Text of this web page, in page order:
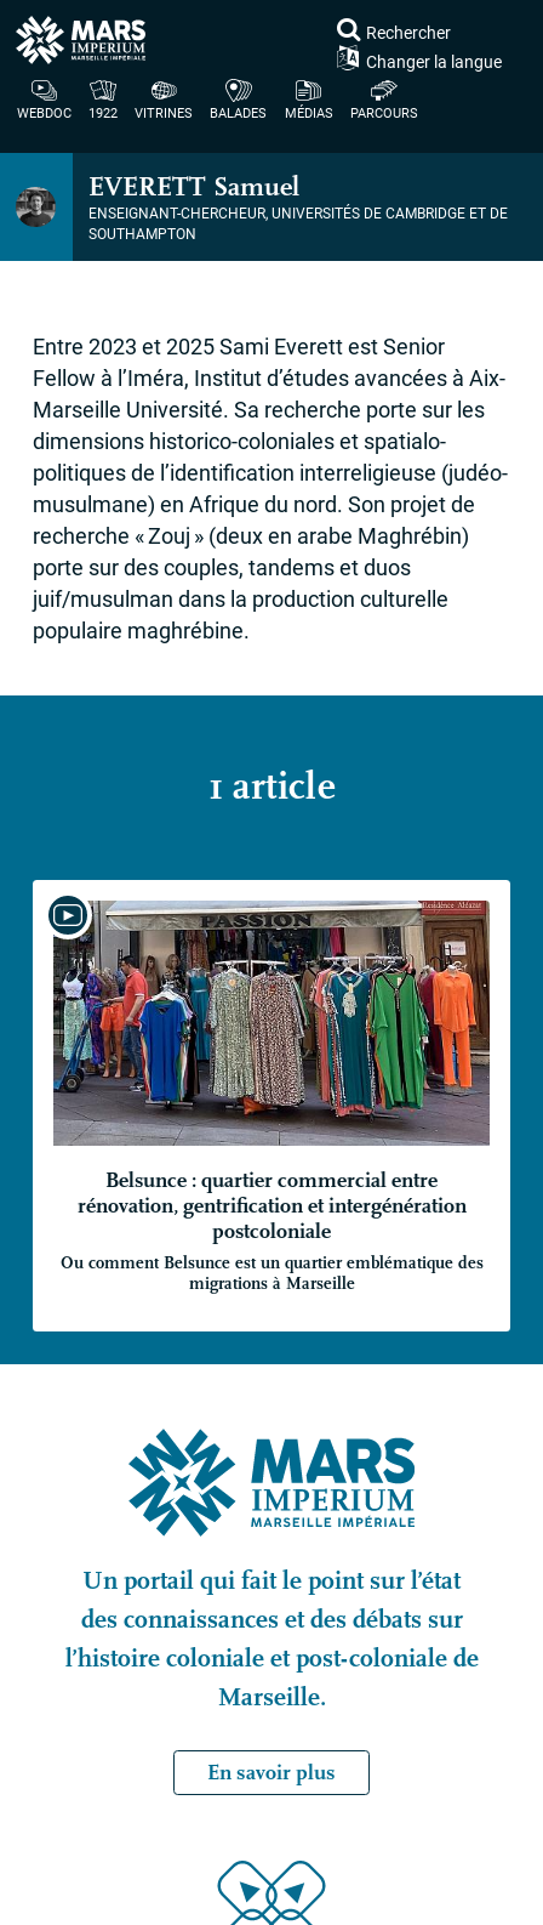
WEBDOC 1922 VITRINES BALADES MÉDIAS PARCOURS
Rechercher
Changer la langue
EVERETT Samuel
ENSEIGNANT-CHERCHEUR, UNIVERSITÉS DE CAMBRIDGE ET DE
SOUTHAMPTON
Entre 2023 et 2025 Sami Everett est Senior
Fellow à l’Iméra, Institut d’études avancées à Aix-
Marseille Université. Sa recherche porte sur les
dimensions historico-coloniales et spatialo-
politiques de l’identification interreligieuse (judéo-
musulmane) en Afrique du nord. Son projet de
recherche «Zouj » (deux en arabe Maghrébin)
porte sur des couples, tandems et duos
juif/musulman dans la production culturelle
populaire maghrébine.
1 article
Belsunce : quartier commercial entre
rénovation, gentrification et intergénération
postcoloniale
Ou comment Belsunce est un quartier emblématique des
migrations à Marseille
Un portail qui fait le point sur l’état
des connaissances et des débats sur
l’histoire coloniale et post-coloniale de
Marseille.
En savoir plus